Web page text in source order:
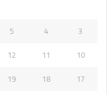
3
4
5
10
11
12
17
18
19